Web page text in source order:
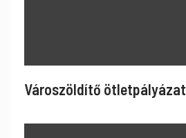
Városzöldítő ötletpályázat